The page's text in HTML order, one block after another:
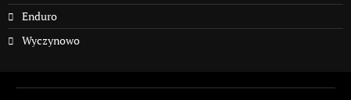
Enduro
Wyczynowo